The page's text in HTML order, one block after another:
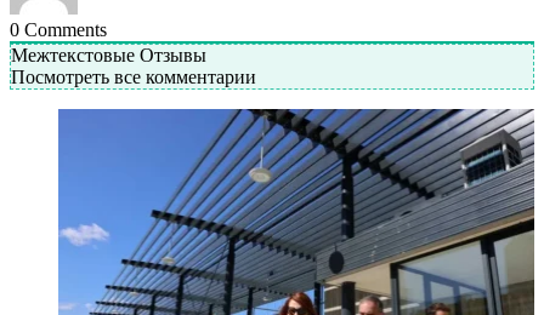
0 Comments
Межтекстовые Отзывы
Посмотреть все комментарии